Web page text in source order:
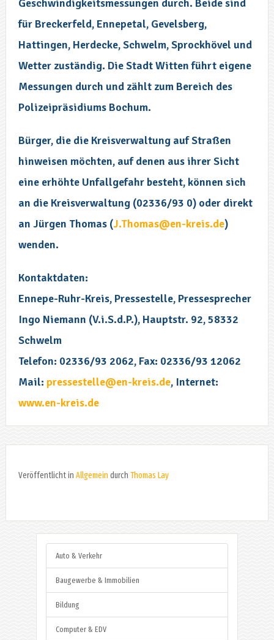
Geschwindigkeitsmessungen durch. Beide sind
für Breckerfeld, Ennepetal, Gevelsberg,
Hattingen, Herdecke, Schwelm, Sprockhövel und
Wetter zuständig. Die Stadt Witten führt eigene
Messungen durch und zählt zum Bereich des
Polizeipräsidiums Bochum.
Bürger, die die Kreisverwaltung auf Straßen
hinweisen möchten, auf denen aus ihrer Sicht
eine erhöhte Unfallgefahr besteht, können sich
an die Kreisverwaltung (02336/93 0) oder direkt
an Jürgen Thomas (J.Thomas@en-kreis.de)
wenden.
Kontaktdaten:
Ennepe-Ruhr-Kreis, Pressestelle, Pressesprecher
Ingo Niemann (V.i.S.d.P.), Hauptstr. 92, 58332
Schwelm
Telefon: 02336/93 2062, Fax: 02336/93 12062
Mail: pressestelle@en-kreis.de, Internet:
www.en-kreis.de
Veröffentlicht in Allgemein durch Thomas Lay
Auto & Verkehr
Baugewerbe & Immobilien
Bildung
Computer & EDV